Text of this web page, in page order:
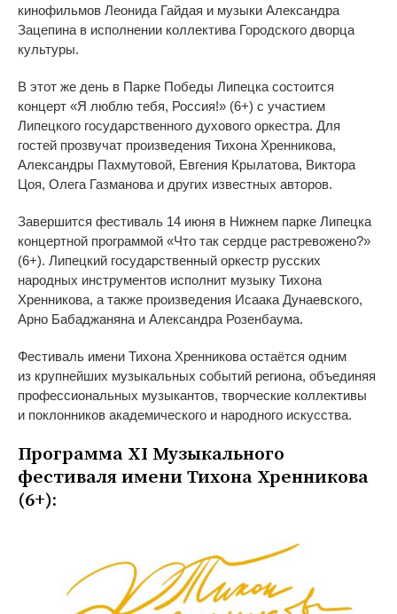
кинофильмов Леонида Гайдая и музыки Александра
Зацепина в исполнении коллектива Городского дворца
культуры.
В этот же день в Парке Победы Липецка состоится
концерт «Я люблю тебя, Россия!» (6+) с участием
Липецкого государственного духового оркестра. Для
гостей прозвучат произведения Тихона Хренникова,
Александры Пахмутовой, Евгения Крылатова, Виктора
Цоя, Олега Газманова и других известных авторов.
Завершится фестиваль 14 июня в Нижнем парке Липецка
концертной программой «Что так сердце растревожено?»
(6+). Липецкий государственный оркестр русских
народных инструментов исполнит музыку Тихона
Хренникова, а также произведения Исаака Дунаевского,
Арно Бабаджаняна и Александра Розенбаума.
Фестиваль имени Тихона Хренникова остаётся одним
из крупнейших музыкальных событий региона, объединяя
профессиональных музыкантов, творческие коллективы
и поклонников академического и народного искусства.
Программа ХI Музыкального
фестиваля имени Тихона Хренникова
(6+):